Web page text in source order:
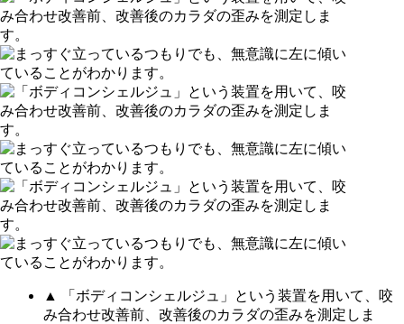
▲ 「ボディコンシェルジュ」という装置を用いて、咬
み合わせ改善前、改善後のカラダの歪みを測定しま